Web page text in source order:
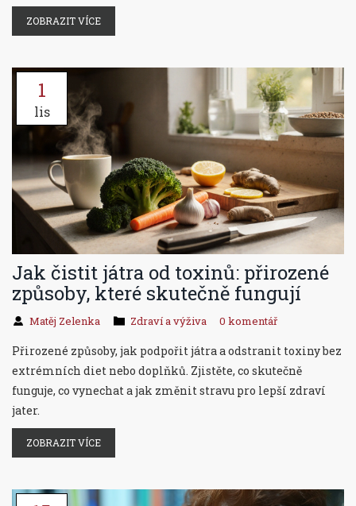
ZOBRAZIT VÍCE
1
lis
Jak čistit játra od toxinů: přirozené
způsoby, které skutečně fungují
Matěj Zelenka Zdraví a výživa 0 komentář
Přirozené způsoby, jak podpořit játra a odstranit toxiny bez
extrémních diet nebo doplňků. Zjistěte, co skutečně
funguje, co vynechat a jak změnit stravu pro lepší zdraví
jater.
ZOBRAZIT VÍCE